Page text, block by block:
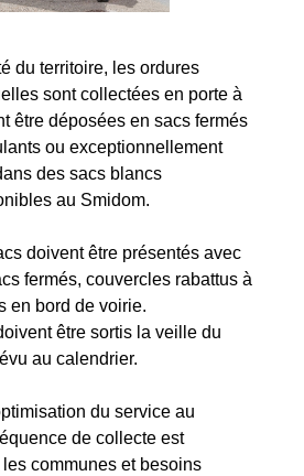
du territoire, les ordures
sont collectées en porte à
être déposées en sacs fermés
ou exceptionnellement
des sacs blancs
au Smidom.
doivent être présentés avec
fermés, couvercles rabattus à
en bord de voirie.
être sortis la veille du
au calendrier.
du service au
de collecte est
communes et besoins